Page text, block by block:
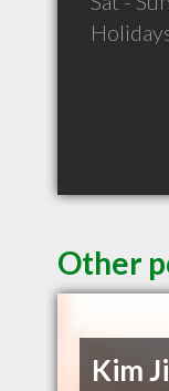
Other
Kim